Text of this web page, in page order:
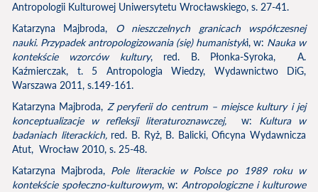
Antropologii Kulturowej Uniwersytetu Wrocławskiego, s. 27-41.
Katarzyna Majbroda, O nieszczelnych granicach współczesnej
nauki. Przypadek antropologizowania (się) humanistyki, w: Nauka w
kontekście wzorców kultury, red. B. Płonka-Syroka, A.
Kaźmierczak, t. 5 Antropologia Wiedzy, Wydawnictwo DiG,
Warszawa 2011, s.149-161.
Katarzyna Majbroda, Z peryferii do centrum – miejsce kultury i jej
konceptualizacje w refleksji literaturoznawczej, w: Kultura w
badaniach literackich, red. B. Ryż, B. Balicki, Oficyna Wydawnicza
Atut, Wrocław 2010, s. 25-48.
Katarzyna Majbroda, Pole literackie w Polsce po 1989 roku w
kontekście społeczno-kulturowym, w: Antropologiczne i kulturowe